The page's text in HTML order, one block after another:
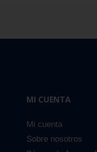
MI CUENTA
Mi cuenta
Sobre nosotros